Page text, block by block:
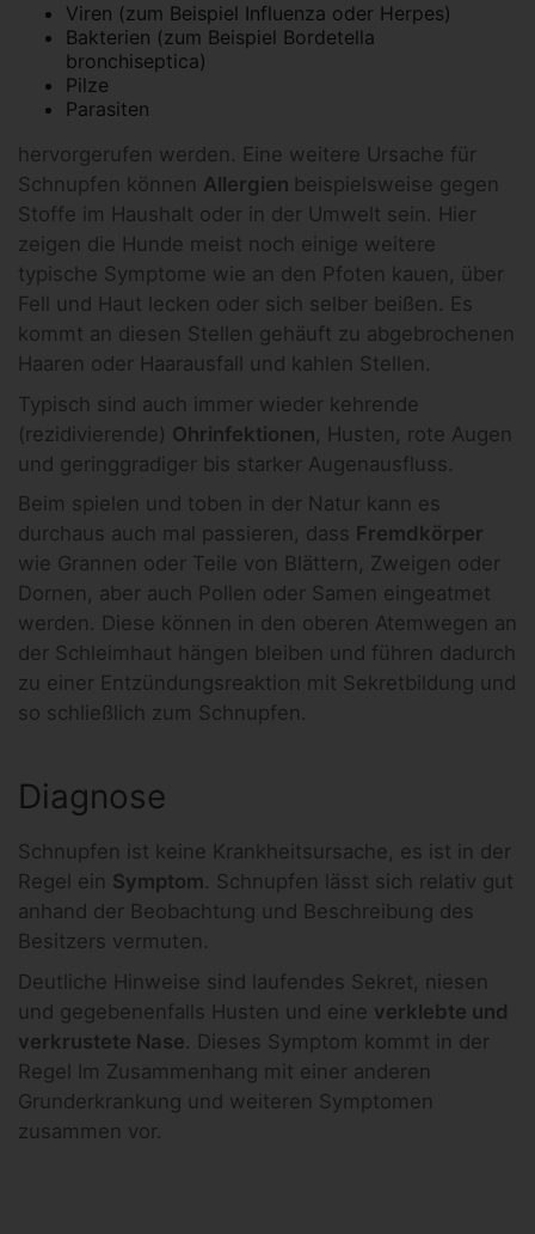
Viren (zum Beispiel Influenza oder Herpes)
Bakterien (zum Beispiel Bordetella
bronchiseptica)
Pilze
Parasiten
hervorgerufen werden. Eine weitere Ursache für
Schnupfen können Allergien beispielsweise gegen
Stoffe im Haushalt oder in der Umwelt sein. Hier
zeigen die Hunde meist noch einige weitere
typische Symptome wie an den Pfoten kauen, über
Fell und Haut lecken oder sich selber beißen. Es
kommt an diesen Stellen gehäuft zu abgebrochenen
Haaren oder Haarausfall und kahlen Stellen.
Typisch sind auch immer wieder kehrende
(rezidivierende) Ohrinfektionen , Husten, rote Augen
und geringgradiger bis starker Augenausfluss.
Beim spielen und toben in der Natur kann es
durchaus auch mal passieren, dass Fremdkörper
wie Grannen oder Teile von Blättern, Zweigen oder
Dornen, aber auch Pollen oder Samen eingeatmet
werden. Diese können in den oberen Atemwegen an
der Schleimhaut hängen bleiben und führen dadurch
zu einer Entzündungsreaktion mit Sekretbildung und
so schließlich zum Schnupfen.
Diagnose
Schnupfen ist keine Krankheitsursache, es ist in der
Regel ein Symptom. Schnupfen lässt sich relativ gut
anhand der Beobachtung und Beschreibung des
Besitzers vermuten.
Deutliche Hinweise sind laufendes Sekret, niesen
und gegebenenfalls Husten und eine verklebte und
verkrustete Nase. Dieses Symptom kommt in der
Regel Im Zusammenhang mit einer anderen
Grunderkrankung und weiteren Symptomen
zusammen vor.